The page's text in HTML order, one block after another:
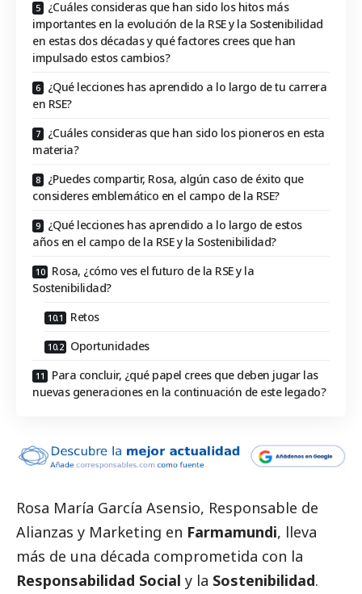
¿Cuáles consideras que han sido los hitos más
importantes en la evolución de la RSE y la Sostenibilidad
en estas dos décadas y qué factores crees que han
impulsado estos cambios?
¿Qué lecciones has aprendido a lo largo de tu carrera
en RSE?
¿Cuáles consideras que han sido los pioneros en esta
materia?
¿Puedes compartir, Rosa, algún caso de éxito que
consideres emblemático en el campo de la RSE?
¿Qué lecciones has aprendido a lo largo de estos
años en el campo de la RSE y la Sostenibilidad?
Rosa, ¿cómo ves el futuro de la RSE y la
Sostenibilidad?
Retos
Oportunidades
Para concluir, ¿qué papel crees que deben jugar las
nuevas generaciones en la continuación de este legado?
Rosa María García Asensio, Responsable de
Alianzas y Marketing en Farmamundi, lleva
más de una década comprometida con la
Responsabilidad Social y la Sostenibilidad.